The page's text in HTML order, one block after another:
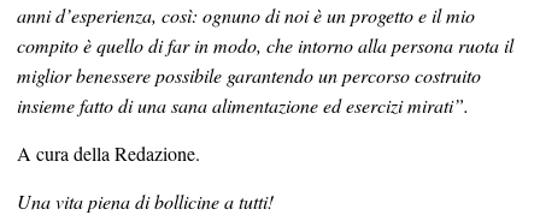
anni d’esperienza, così: ognuno di noi è un progetto e il mio
compito è quello di far in modo, che intorno alla persona ruota il
miglior benessere possibile garantendo un percorso costruito
insieme fatto di una sana alimentazione ed esercizi mirati”.
A cura della Redazione.
Una vita piena di bollicine a tutti!